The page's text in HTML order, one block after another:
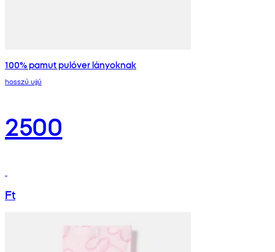
100% pamut pulóver lányoknak
hosszú ujjú
2500
Ft